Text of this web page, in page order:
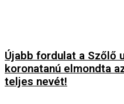
Újabb fordulat a Szőlő
koronatanú elmondta
teljes nevét!